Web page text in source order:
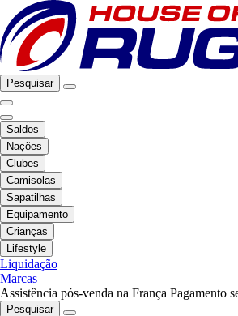
Pesquisar
Saldos
Nações
Clubes
Camisolas
Sapatilhas
Equipamento
Crianças
Lifestyle
Liquidação
Marcas
Assistência pós-venda na França Pagamento
Pesquisar